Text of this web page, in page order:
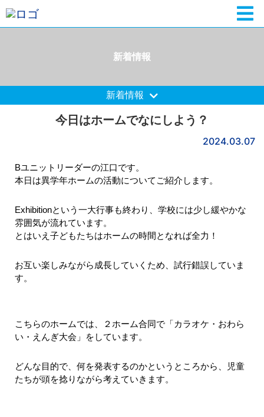
新着情報
新着情報
今日はホームでなにしよう？
2024.03.07
Bユニットリーダーの江口です。
本日は異学年ホームの活動についてご紹介します。
Exhibitionという一大行事も終わり、学校には少し緩やかな
雰囲気が流れています。
とはいえ子どもたちはホームの時間となれば全力！
お互い楽しみながら成長していくため、試行錯誤していま
す。
こちらのホームでは、２ホーム合同で「カラオケ・おわら
い・えんぎ大会」をしています。
どんな目的で、何を発表するのかというところから、児童
たちが頭を捻りながら考えていきます。